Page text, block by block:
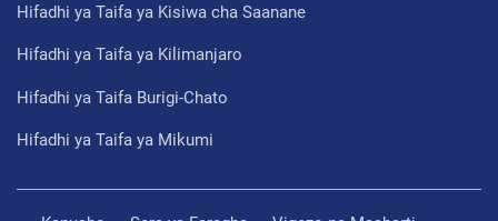
Hifadhi ya Taifa ya Kisiwa cha Saanane
Hifadhi ya Taifa ya Kilimanjaro
Hifadhi ya Taifa Burigi-Chato
Hifadhi ya Taifa ya Mikumi